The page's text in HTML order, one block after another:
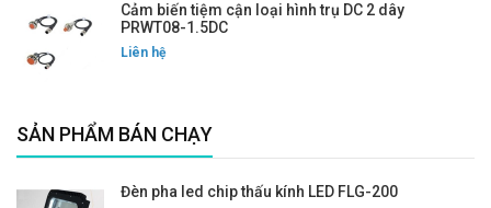
Cảm biến tiệm cận loại hình trụ DC 2 dây
PRWT08-1.5DC
Liên hệ
SẢN PHẨM BÁN CHẠY
Đèn pha led chip thấu kính LED FLG-200